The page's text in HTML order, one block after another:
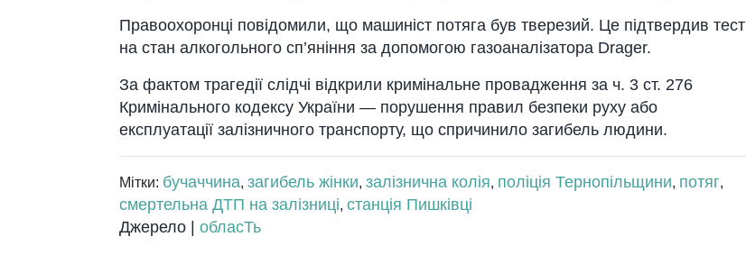
Правоохоронці повідомили, що машиніст потяга був тверезий. Це підтвердив тест
на стан алкогольного сп’яніння за допомогою газоаналізатора Drager.
За фактом трагедії слідчі відкрили кримінальне провадження за ч. 3 ст. 276
Кримінального кодексу України — порушення правил безпеки руху або
експлуатації залізничного транспорту, що спричинило загибель людини.
Мітки: бучаччина, загибель жінки, залізнична колія, поліція Тернопільщини, потяг,
смертельна ДТП на залізниці, станція Пишківці
Джерело | обласТь